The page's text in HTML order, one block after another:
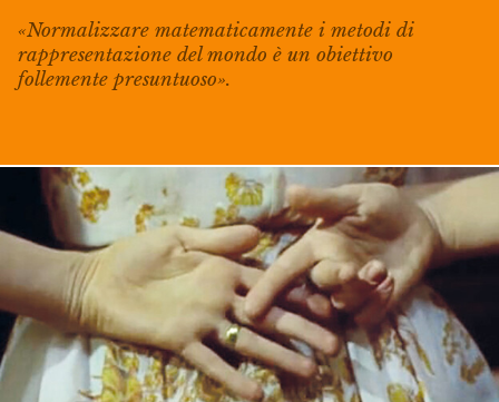
«Normalizzare matematicamente i metodi di
rappresentazione del mondo è un obiettivo
follemente presuntuoso».